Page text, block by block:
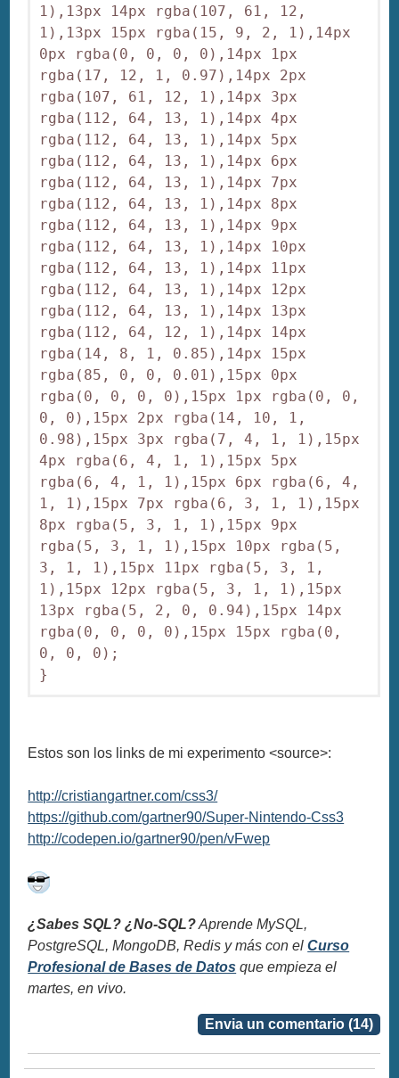
1),13px 14px rgba(107, 61, 12,
1),13px 15px rgba(15, 9, 2, 1),14px
0px rgba(0, 0, 0, 0),14px 1px
rgba(17, 12, 1, 0.97),14px 2px
rgba(107, 61, 12, 1),14px 3px
rgba(112, 64, 13, 1),14px 4px
rgba(112, 64, 13, 1),14px 5px
rgba(112, 64, 13, 1),14px 6px
rgba(112, 64, 13, 1),14px 7px
rgba(112, 64, 13, 1),14px 8px
rgba(112, 64, 13, 1),14px 9px
rgba(112, 64, 13, 1),14px 10px
rgba(112, 64, 13, 1),14px 11px
rgba(112, 64, 13, 1),14px 12px
rgba(112, 64, 13, 1),14px 13px
rgba(112, 64, 12, 1),14px 14px
rgba(14, 8, 1, 0.85),14px 15px
rgba(85, 0, 0, 0.01),15px 0px
rgba(0, 0, 0, 0),15px 1px rgba(0, 0,
0, 0),15px 2px rgba(14, 10, 1,
0.98),15px 3px rgba(7, 4, 1, 1),15px
4px rgba(6, 4, 1, 1),15px 5px
rgba(6, 4, 1, 1),15px 6px rgba(6, 4,
1, 1),15px 7px rgba(6, 3, 1, 1),15px
8px rgba(5, 3, 1, 1),15px 9px
rgba(5, 3, 1, 1),15px 10px rgba(5,
3, 1, 1),15px 11px rgba(5, 3, 1,
1),15px 12px rgba(5, 3, 1, 1),15px
13px rgba(5, 2, 0, 0.94),15px 14px
rgba(0, 0, 0, 0),15px 15px rgba(0,
0, 0, 0);
}
Estos son los links de mi experimento <source>:
http://cristiangartner.com/css3/
https://github.com/gartner90/Super-Nintendo-Css3
http://codepen.io/gartner90/pen/vFwep
¿Sabes SQL? ¿No-SQL?Aprende MySQL,
PostgreSQL, MongoDB, Redis y más con elCurso
Profesional de Bases de Datos que empieza el
martes, en vivo.
Envia un comentario (14)